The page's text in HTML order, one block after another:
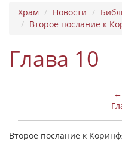
Храм Новости
Второе послание к
Глава 10
Второе послание к